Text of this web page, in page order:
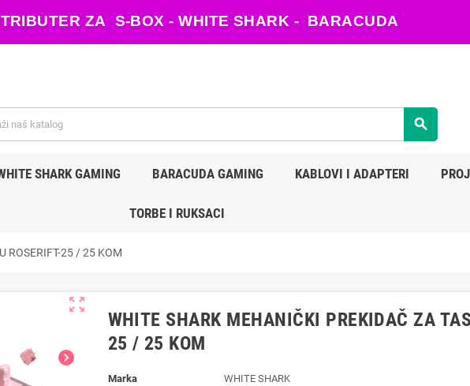
ZA S-BOX - WHITE SHARK - BARACUDA
search
SHARK GAMING BARACUDA GAMING KABLOVI I ADAPTERI
TORBE I RUKSACI
ROSERIFT-25 / 25 KOM
zoom_out_map
chevron_right
WHITE SHARK MEHANIČKI PREKIDAČ ZA
25 / 25 KOM
Marka
WHITE SHARK